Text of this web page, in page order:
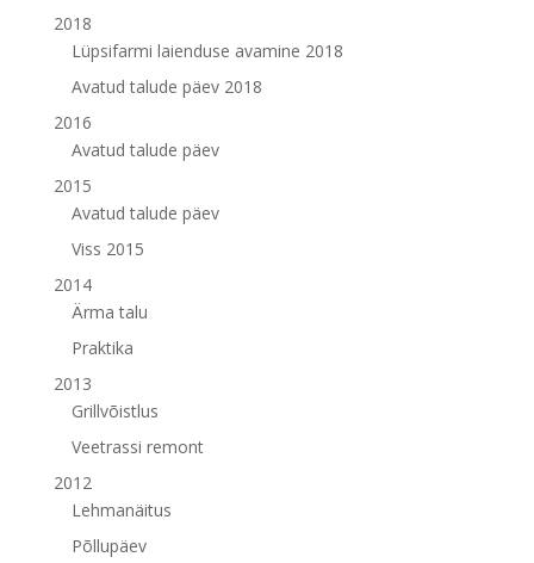
2018
Lüpsifarmi laienduse avamine 2018
Avatud talude päev 2018
2016
Avatud talude päev
2015
Avatud talude päev
Viss 2015
2014
Ärma talu
Praktika
2013
Grillvõistlus
Veetrassi remont
2012
Lehmanäitus
Põllupäev